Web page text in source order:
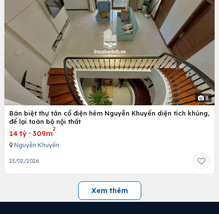
8
Bán biệt thự tân cổ điện hẻm Nguyễn Khuyến diện tích khủng,
để lại toàn bộ nội thất
14 tỷ · 309m
2
Nguyễn Khuyến
23/02/2026
Xem thêm